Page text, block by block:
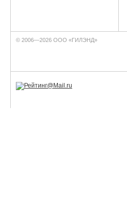
© 2006—2026 ООО «ГИЛЭНД»